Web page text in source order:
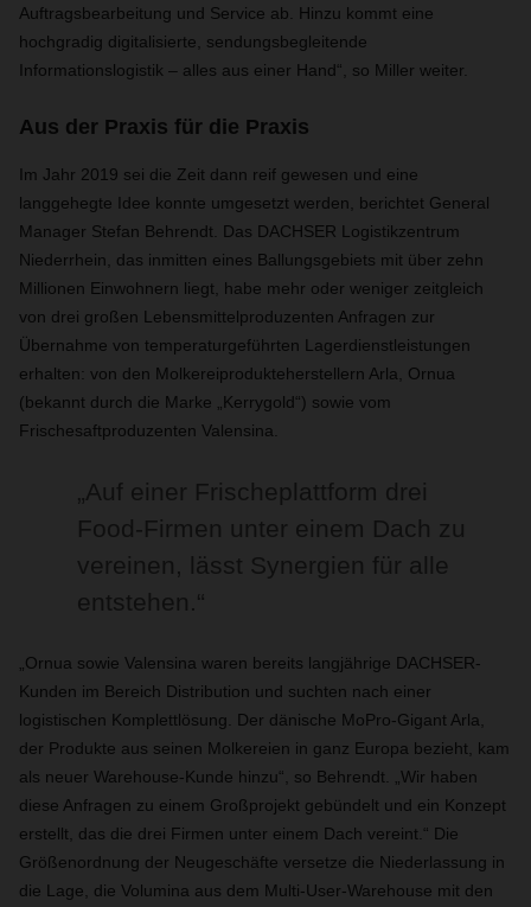
Auftragsbearbeitung und Service ab. Hinzu kommt eine
hochgradig digitalisierte, sendungsbegleitende
Informationslogistik – alles aus einer Hand“, so Miller weiter.
Aus der Praxis für die Praxis
Im Jahr 2019 sei die Zeit dann reif gewesen und eine
langgehegte Idee konnte umgesetzt werden, berichtet General
Manager Stefan Behrendt. Das DACHSER Logistikzentrum
Niederrhein, das inmitten eines Ballungsgebiets mit über zehn
Millionen Einwohnern liegt, habe mehr oder weniger zeitgleich
von drei großen Lebensmittelproduzenten Anfragen zur
Übernahme von temperaturgeführten Lagerdienstleistungen
erhalten: von den Molkereiprodukteherstellern Arla, Ornua
(bekannt durch die Marke „Kerrygold“) sowie vom
Frischesaftproduzenten Valensina.
„Auf einer Frischeplattform drei
Food-Firmen unter einem Dach zu
vereinen, lässt Synergien für alle
entstehen.“
„Ornua sowie Valensina waren bereits langjährige DACHSER-
Kunden im Bereich Distribution und suchten nach einer
logistischen Komplettlösung. Der dänische MoPro-Gigant Arla,
der Produkte aus seinen Molkereien in ganz Europa bezieht, kam
als neuer Warehouse-Kunde hinzu“, so Behrendt. „Wir haben
diese Anfragen zu einem Großprojekt gebündelt und ein Konzept
erstellt, das die drei Firmen unter einem Dach vereint.“ Die
Größenordnung der Neugeschäfte versetze die Niederlassung in
die Lage, die Volumina aus dem Multi-User-Warehouse mit den